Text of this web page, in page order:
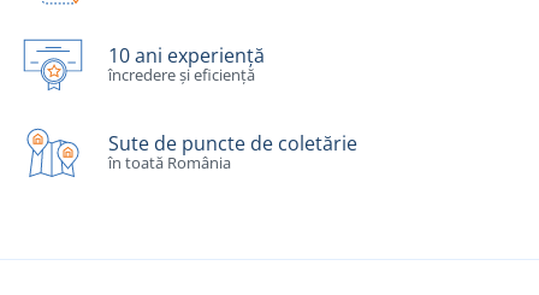
10 ani experiență
încredere și eficiență
Sute de puncte de coletărie
în toată România